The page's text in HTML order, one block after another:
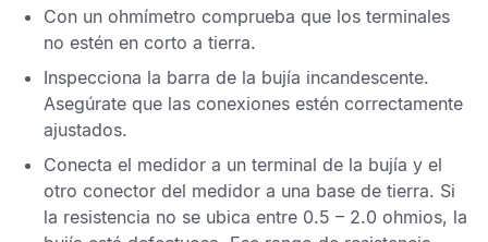
Con un ohmímetro comprueba que los terminales
no estén en corto a tierra.
Inspecciona la barra de la bujía incandescente.
Asegúrate que las conexiones estén correctamente
ajustados.
Conecta el medidor a un terminal de la bujía y el
otro conector del medidor a una base de tierra. Si
la resistencia no se ubica entre 0.5 – 2.0 ohmios, la